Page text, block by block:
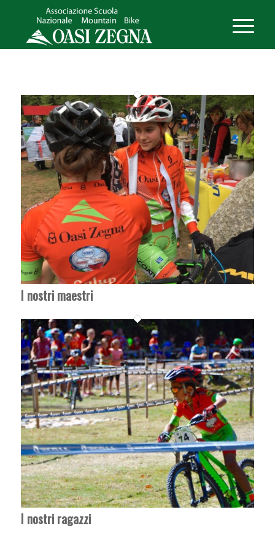
I nostri maestri
I nostri ragazzi